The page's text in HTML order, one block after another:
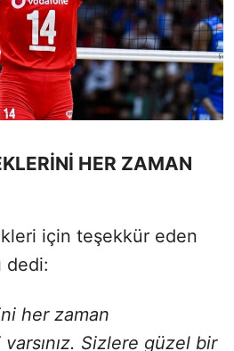
HER ZAMAN
için teşekkür eden
dedi:
her zaman
Sizlere güzel bir